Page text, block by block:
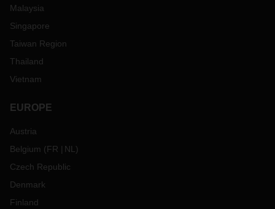
Malaysia
Singapore
Taiwan Region
Thailand
Vietnam
EUROPE
Austria
Belgium (FR NL )
Czech Republic
Denmark
Finland